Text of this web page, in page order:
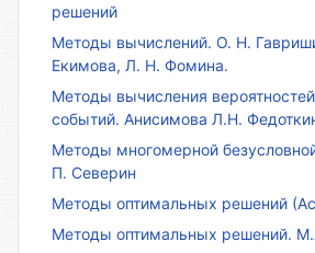
решений
Методы вычислений. О. Н.
Екимова, Л. Н. Фомина.
Методы вычисления
событий. Анисимова Л.Н.
Методы многомерной
П. Северин
Методы оптимальных решений
Методы оптимальных решений.